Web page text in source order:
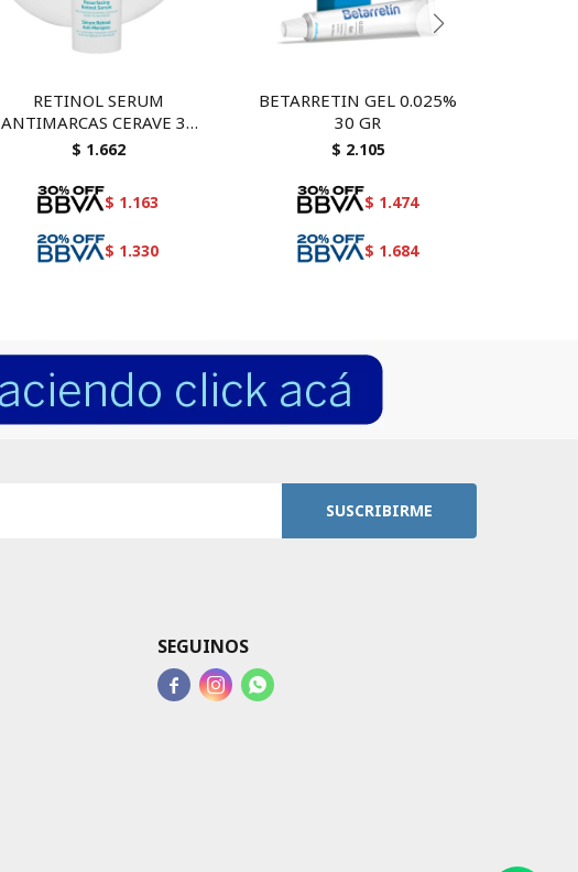
RETINOL SERUM
ANTIMARCAS CERAVE 30
ML - Serum con
$ 1.662
$ 1.163
$ 1.330
BETARRETIN GEL 0.025%
30 GR
$ 2.105
$ 1.474
$ 1.684
SUSCRIBIRME
SEGUINOS
  